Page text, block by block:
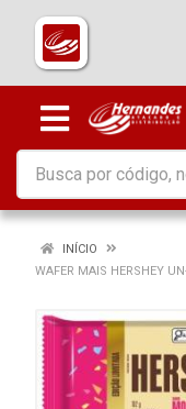
INÍCIO
WAFER MAIS HERSHEY